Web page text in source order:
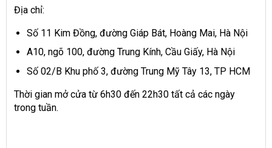
Địa chỉ:
Số 11 Kim Đồng, đường Giáp Bát, Hoàng Mai, Hà Nội
A10, ngõ 100, đường Trung Kính, Cầu Giấy, Hà Nội
Số 02/B Khu phố 3, đường Trung Mỹ Tây 13, TP HCM
Thời gian mở cửa từ 6h30 đến 22h30 tất cả các ngày
trong tuần.